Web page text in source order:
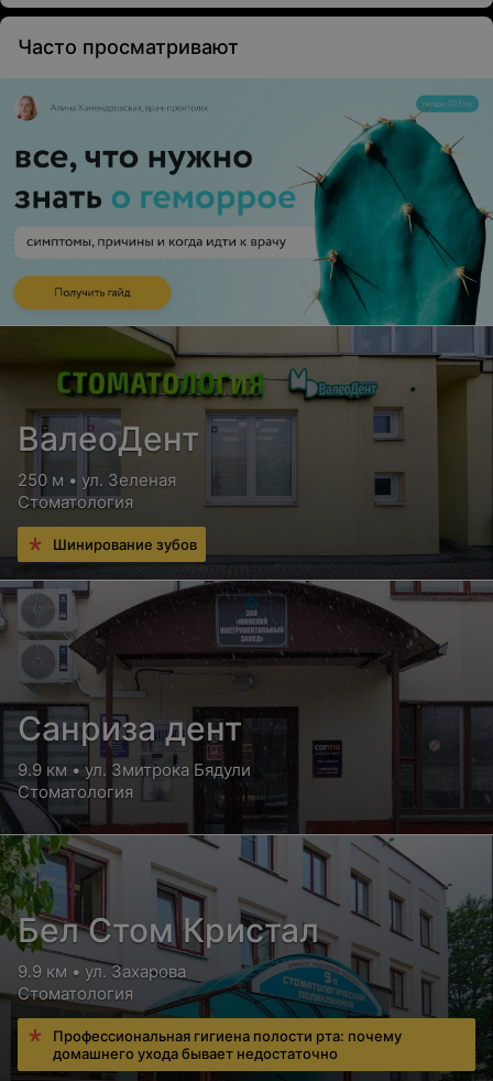
Часто просматривают
ВалеоДент
250 м • ул. Зеленая
Стоматология
Шинирование зубов
Санриза дент
9.9 км • ул. Змитрока Бядули
Стоматология
Бел Стом Кристал
9.9 км • ул. Захарова
Стоматология
Профессиональная гигиена полости рта: почему
домашнего ухода бывает недостаточно